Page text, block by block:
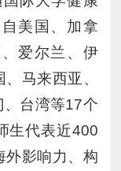
美国、加拿
爱尔兰、伊
马来西亚、
台湾等17个
生代表近400
外影响力、构